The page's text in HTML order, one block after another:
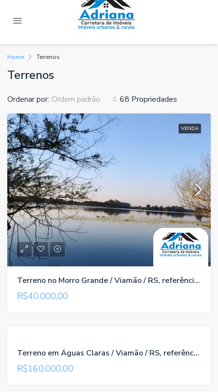
Home Terrenos
Terrenos
68 Propriedades
Ordenar por: Ordem padrão
VENDA
Terreno no Morro Grande / Viamão / RS, referência 196
R$40.000,00
Terreno em Águas Claras / Viamão / RS, referência 649
R$160.000,00